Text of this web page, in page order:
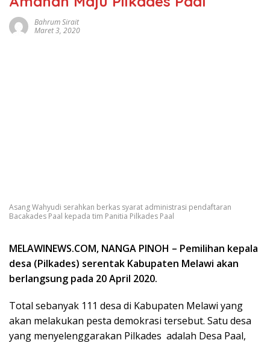
Bahrum Sirait
Maret 3, 2020
Asang Wahyudi serahkan berkas syarat administrasi pendaftaran
Bacakades Paal kepada tim Panitia Pilkades Paal
MELAWINEWS.COM, NANGA PINOH – Pemilihan kepala
desa (Pilkades) serentak Kabupaten Melawi akan
berlangsung pada 20 April 2020.
Total sebanyak 111 desa di Kabupaten Melawi yang
akan melakukan pesta demokrasi tersebut. Satu desa
yang menyelenggarakan Pilkades adalah Desa Paal,